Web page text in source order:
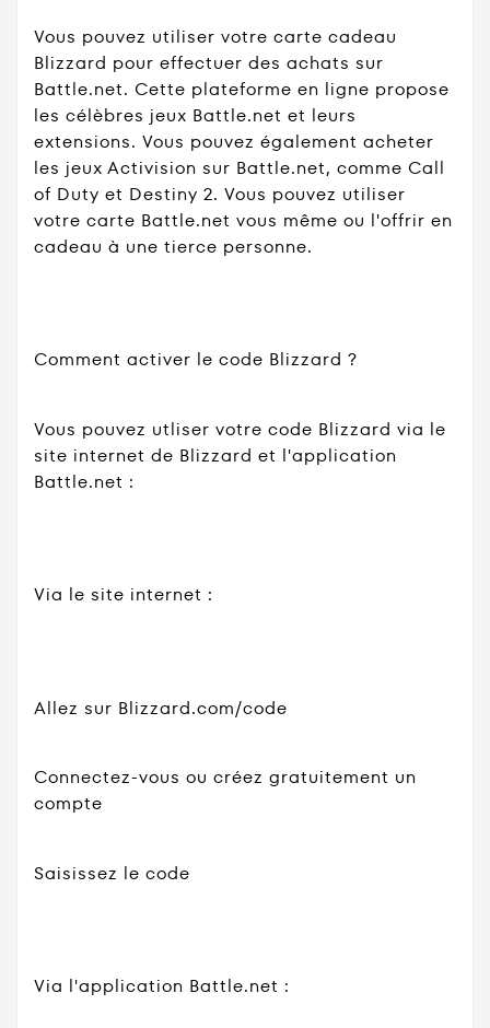
Vous pouvez utiliser votre carte cadeau
Blizzard pour effectuer des achats sur
Battle.net. Cette plateforme en ligne propose
les célèbres jeux Battle.net et leurs
extensions. Vous pouvez également acheter
les jeux Activision sur Battle.net, comme Call
of Duty et Destiny 2. Vous pouvez utiliser
votre carte Battle.net vous même ou l'offrir en
cadeau à une tierce personne.
Comment activer le code Blizzard ?
Vous pouvez utliser votre code Blizzard via le
site internet de Blizzard et l'application
Battle.net :
Via le site internet :
Allez sur Blizzard.com/code
Connectez-vous ou créez gratuitement un
compte
Saisissez le code
Via l'application Battle.net :